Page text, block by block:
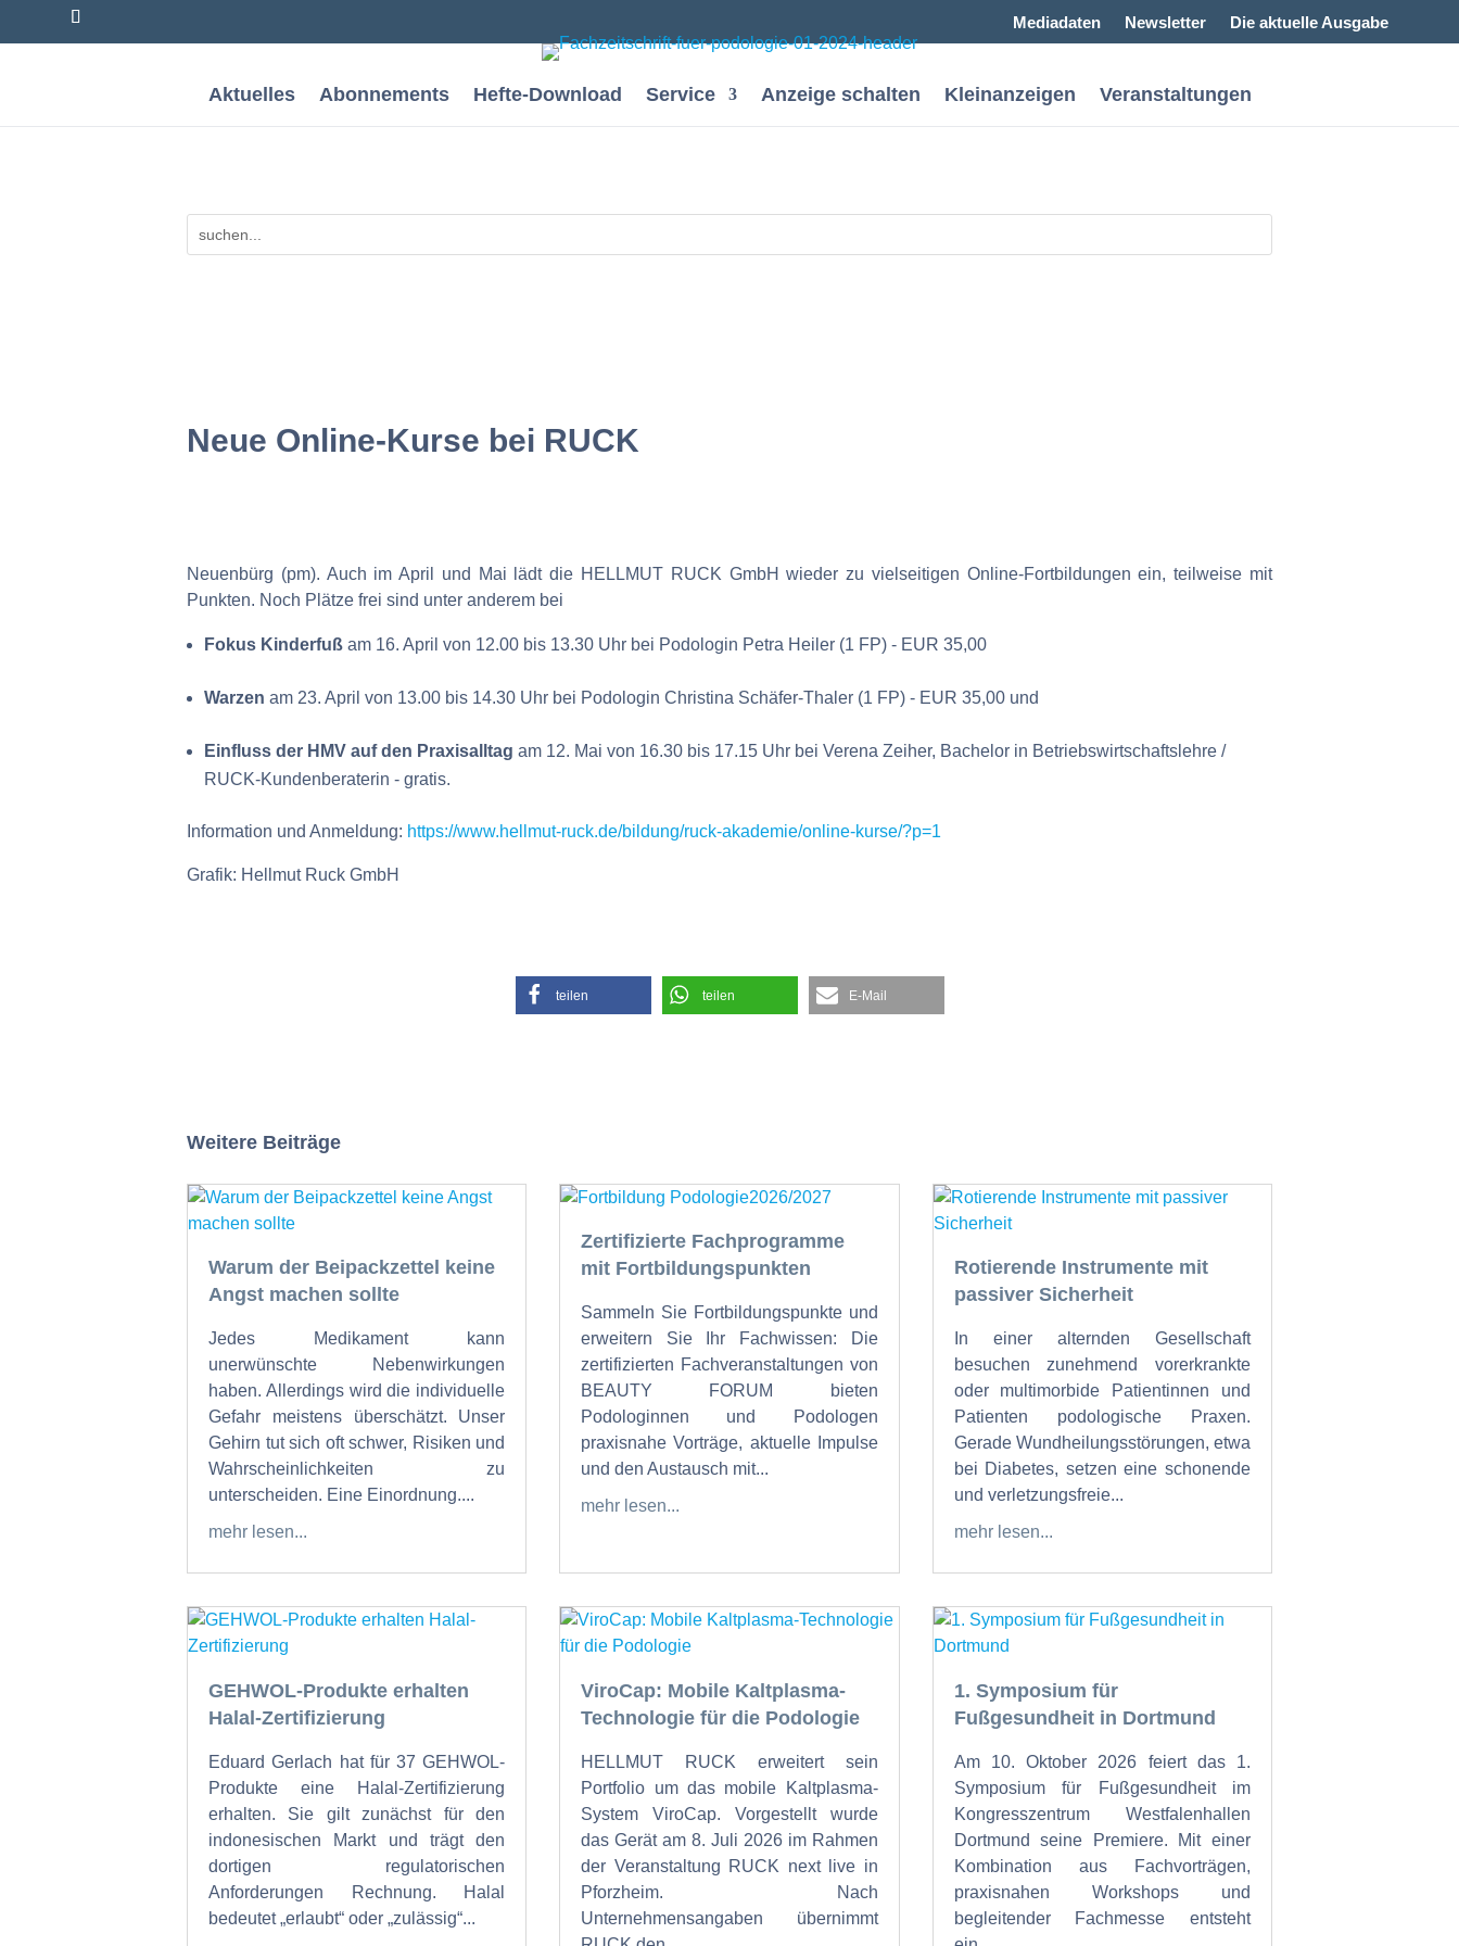
Mediadaten Newsletter Die aktuelle Ausgabe
Aktuelles Abonnements Hefte-Download Service Anzeige schalten Kleinanzeigen Veranstaltungen
Neue Online-Kurse bei RUCK
Neuenbürg (pm). Auch im April und Mai lädt die HELLMUT RUCK GmbH wieder zu vielseitigen Online-Fortbildungen ein, teilweise mit
Punkten. Noch Plätze frei sind unter anderem bei
Fokus Kinderfuß am 16. April von 12.00 bis 13.30 Uhr bei Podologin Petra Heiler (1 FP) - EUR 35,00
Warzen am 23. April von 13.00 bis 14.30 Uhr bei Podologin Christina Schäfer-Thaler (1 FP) - EUR 35,00 und
Einfluss der HMV auf den Praxisalltag am 12. Mai von 16.30 bis 17.15 Uhr bei Verena Zeiher, Bachelor in Betriebswirtschaftslehre /
RUCK-Kundenberaterin - gratis.
Information und Anmeldung: https://www.hellmut-ruck.de/bildung/ruck-akademie/online-kurse/?p=1
Grafik: Hellmut Ruck GmbH
teilen teilen E-Mail
Weitere Beiträge
Warum der Beipackzettel keine
Angst machen sollte
Jedes Medikament kann
unerwünschte Nebenwirkungen
haben. Allerdings wird die individuelle
Gefahr meistens überschätzt. Unser
Gehirn tut sich oft schwer, Risiken und
Wahrscheinlichkeiten zu
unterscheiden. Eine Einordnung....
mehr lesen...
Zertifizierte Fachprogramme
mit Fortbildungspunkten
Sammeln Sie Fortbildungspunkte und
erweitern Sie Ihr Fachwissen: Die
zertifizierten Fachveranstaltungen von
BEAUTY FORUM bieten
Podologinnen und Podologen
praxisnahe Vorträge, aktuelle Impulse
und den Austausch mit...
mehr lesen...
Rotierende Instrumente mit
passiver Sicherheit
In einer alternden Gesellschaft
besuchen zunehmend vorerkrankte
oder multimorbide Patientinnen und
Patienten podologische Praxen.
Gerade Wundheilungsstörungen, etwa
bei Diabetes, setzen eine schonende
und verletzungsfreie...
mehr lesen...
GEHWOL-Produkte erhalten
Halal-Zertifizierung
Eduard Gerlach hat für 37 GEHWOL-
Produkte eine Halal-Zertifizierung
erhalten. Sie gilt zunächst für den
indonesischen Markt und trägt den
dortigen regulatorischen
Anforderungen Rechnung. Halal
bedeutet „erlaubt“ oder „zulässig“...
ViroCap: Mobile Kaltplasma-
Technologie für die Podologie
HELLMUT RUCK erweitert sein
Portfolio um das mobile Kaltplasma-
System ViroCap. Vorgestellt wurde
das Gerät am 8. Juli 2026 im Rahmen
der Veranstaltung RUCK next live in
Pforzheim. Nach
Unternehmensangaben übernimmt
1. Symposium für
Fußgesundheit in Dortmund
Am 10. Oktober 2026 feiert das 1.
Symposium für Fußgesundheit im
Kongresszentrum Westfalenhallen
Dortmund seine Premiere. Mit einer
Kombination aus Fachvorträgen,
praxisnahen Workshops und
begleitender Fachmesse entsteht